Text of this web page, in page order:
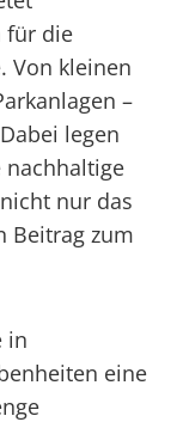
für die
Von kleinen
–
legen
nachhaltige
nur das
Beitrag zum
in
eine